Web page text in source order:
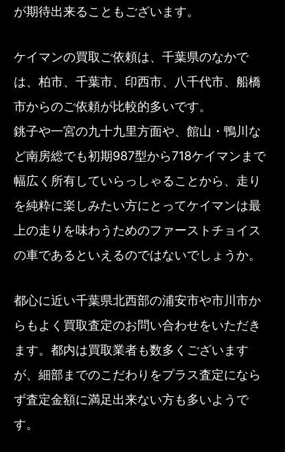
が期待出来ることもございます。
ケイマンの買取ご依頼は、千葉県のなかで
は、柏市、千葉市、印西市、八千代市、船橋
市からのご依頼が比較的多いです。
銚子や一宮の九十九里方面や、館山・鴨川な
ど南房総でも初期987型から718ケイマンまで
幅広く所有していらっしゃることから、走り
を純粋に楽しみたい方にとってケイマンは最
上の走りを味わうためのファーストチョイス
の車であるといえるのではないでしょうか。
都心に近い千葉県北西部の浦安市や市川市か
らもよく買取査定のお問い合わせをいただき
ます。都内は買取業者も数多くございます
が、細部までのこだわりをプラス査定になら
ず査定金額に満足出来ない方も多いようで
す。